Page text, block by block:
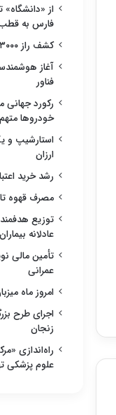
از «دانشگاه»
فارس به قطب
کشف راز ۳۰۰۰ ساله آشوریان
آغاز
فناور
رکورد جهانی
خودروها
استارشیپ و
ارزان
رشد خرید
مصرف قهوه
توزیع
عادلانه بیماران
تأمین مالی
عمرانی
امروز ماه
اجرای طرح
زنجان
راه‌اندازی
علوم پزشکی